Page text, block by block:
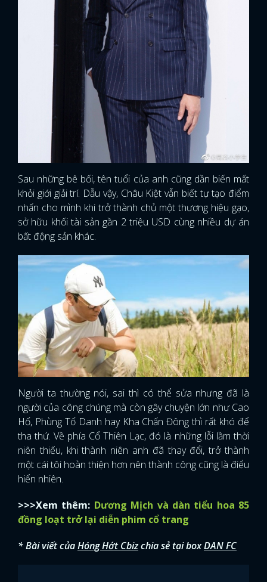
Sau những bê bối, tên tuổi của anh cũng dần biến mất
khỏi giới giải trí. Dẫu vậy, Châu Kiệt vẫn biết tự tạo điểm
nhấn cho mình khi trở thành chủ một thương hiệu gạo,
sở hữu khối tài sản gần 2 triệu USD cùng nhiều dự án
bất động sản khác.
Người ta thường nói, sai thì có thể sửa nhưng đã là
người của công chúng mà còn gây chuyện lớn như Cao
Hổ, Phùng Tổ Danh hay Kha Chấn Đông thì rất khó để
tha thứ. Về phía Cổ Thiên Lạc, đó là những lỗi lầm thời
niên thiếu, khi thành niên anh đã thay đổi, trở thành
một cái tôi hoàn thiện hơn nên thành công cũng là điểu
hiển nhiên.
>>>Xem thêm: Dương Mịch và dàn tiểu hoa 85
đồng loạt trở lại diễn phim cổ trang
* Bài viết củaHóng Hớt Cbizchia sẻ tại boxDAN FC